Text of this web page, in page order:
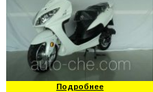
Подробнее